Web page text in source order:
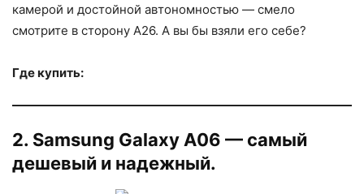
камерой и достойной автономностью — смело
смотрите в сторону A26. А вы бы взяли его себе?
Где купить:
2. Samsung Galaxy A06 — самый
дешевый и надежный.